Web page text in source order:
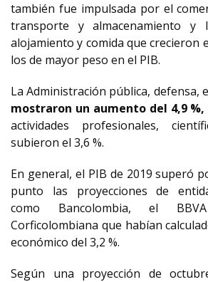
también fue impulsada por el
transporte y almacenamiento y
alojamiento y comida que crecieron
los de mayor peso en el PIB.
La Administración pública, defensa,
mostraron un aumento del 4,9 %,
actividades profesionales,
subieron el 3,6 %.
En general, el PIB de 2019 superó
punto las proyecciones de
como Bancolombia, el
Corficolombiana que habían
económico del 3,2 %.
Según una proyección de